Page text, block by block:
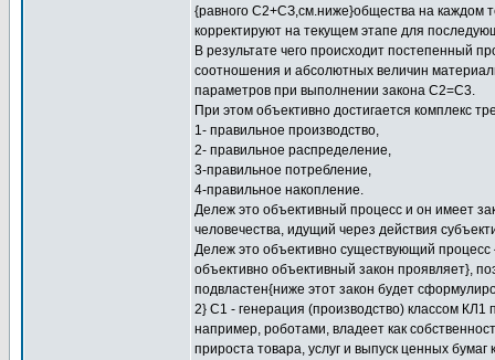
{равного С2+СЗ,см.ниже}общества на каждом
корректируют на текущем этапе для
В результате чего происходит постепенный
соотношения и абсолютных величин
параметров при выполнении закона С2=С3.
При этом объективно достигается комплекс
1- правильное производство,
2- правильное распределение,
3-правильное потребление,
4-правильное накопление.
Дележ это объективный процесс и он имеет
человечества, идущий через действия
Дележ это объективно существующий
объективно объективный закон проявляет},
подвластен{ниже этот закон будет
2} C1 - генерация (производство) классом
например, роботами, владеет как
прироста товара, услуг и выпуск ценных